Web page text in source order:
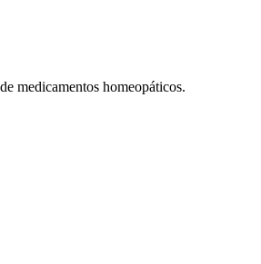
medicamentos homeopáticos.